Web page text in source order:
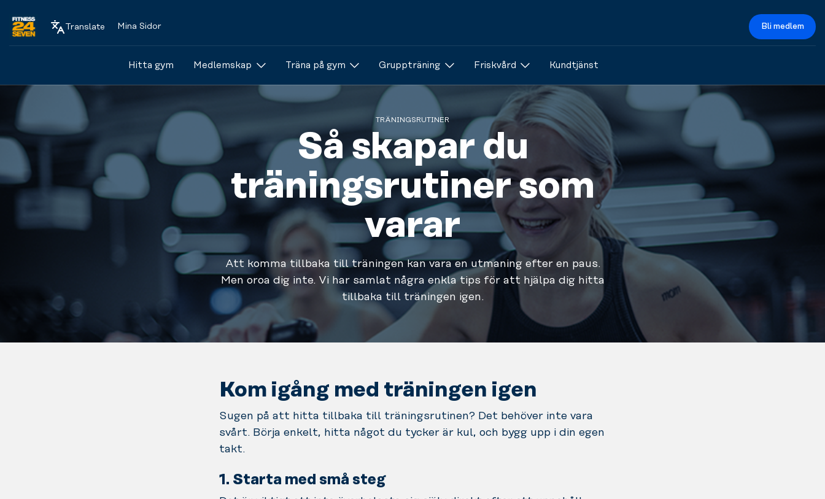
Logo
Bli medlem
Translate Mina Sidor
Hitta gym Medlemskap Träna på gym Gruppträning Friskvård Kundtjänst
TRÄNINGSRUTINER
Så skapar du
träningsrutiner som
varar
Att komma tillbaka till träningen kan vara en utmaning efter en paus.
Men oroa dig inte. Vi har samlat några enkla tips för att hjälpa dig hitta
tillbaka till träningen igen.
Kom igång med träningen igen
Sugen på att hitta tillbaka till träningsrutinen? Det behöver inte vara
svårt. Börja enkelt, hitta något du tycker är kul, och bygg upp i din egen
takt.
1. Starta med små steg